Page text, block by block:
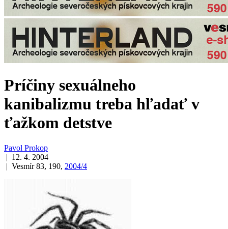
Príčiny sexuálneho
kanibalizmu treba hľadať v
ťažkom detstve
Pavol Prokop
| 12. 4. 2004
| Vesmír 83, 190, 2004/4